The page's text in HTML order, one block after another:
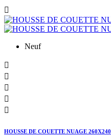

Neuf





HOUSSE DE COUETTE NUAGE 260X240